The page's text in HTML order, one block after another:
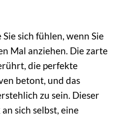
sich fühlen, wenn Sie
Mal anziehen. Die zarte
die perfekte
betont, und das
zu sein. Dieser
sich selbst, eine